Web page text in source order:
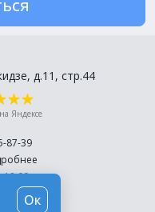
2003-2026
д.11, стр.44
Яндексе
87-39
18:00
Ок